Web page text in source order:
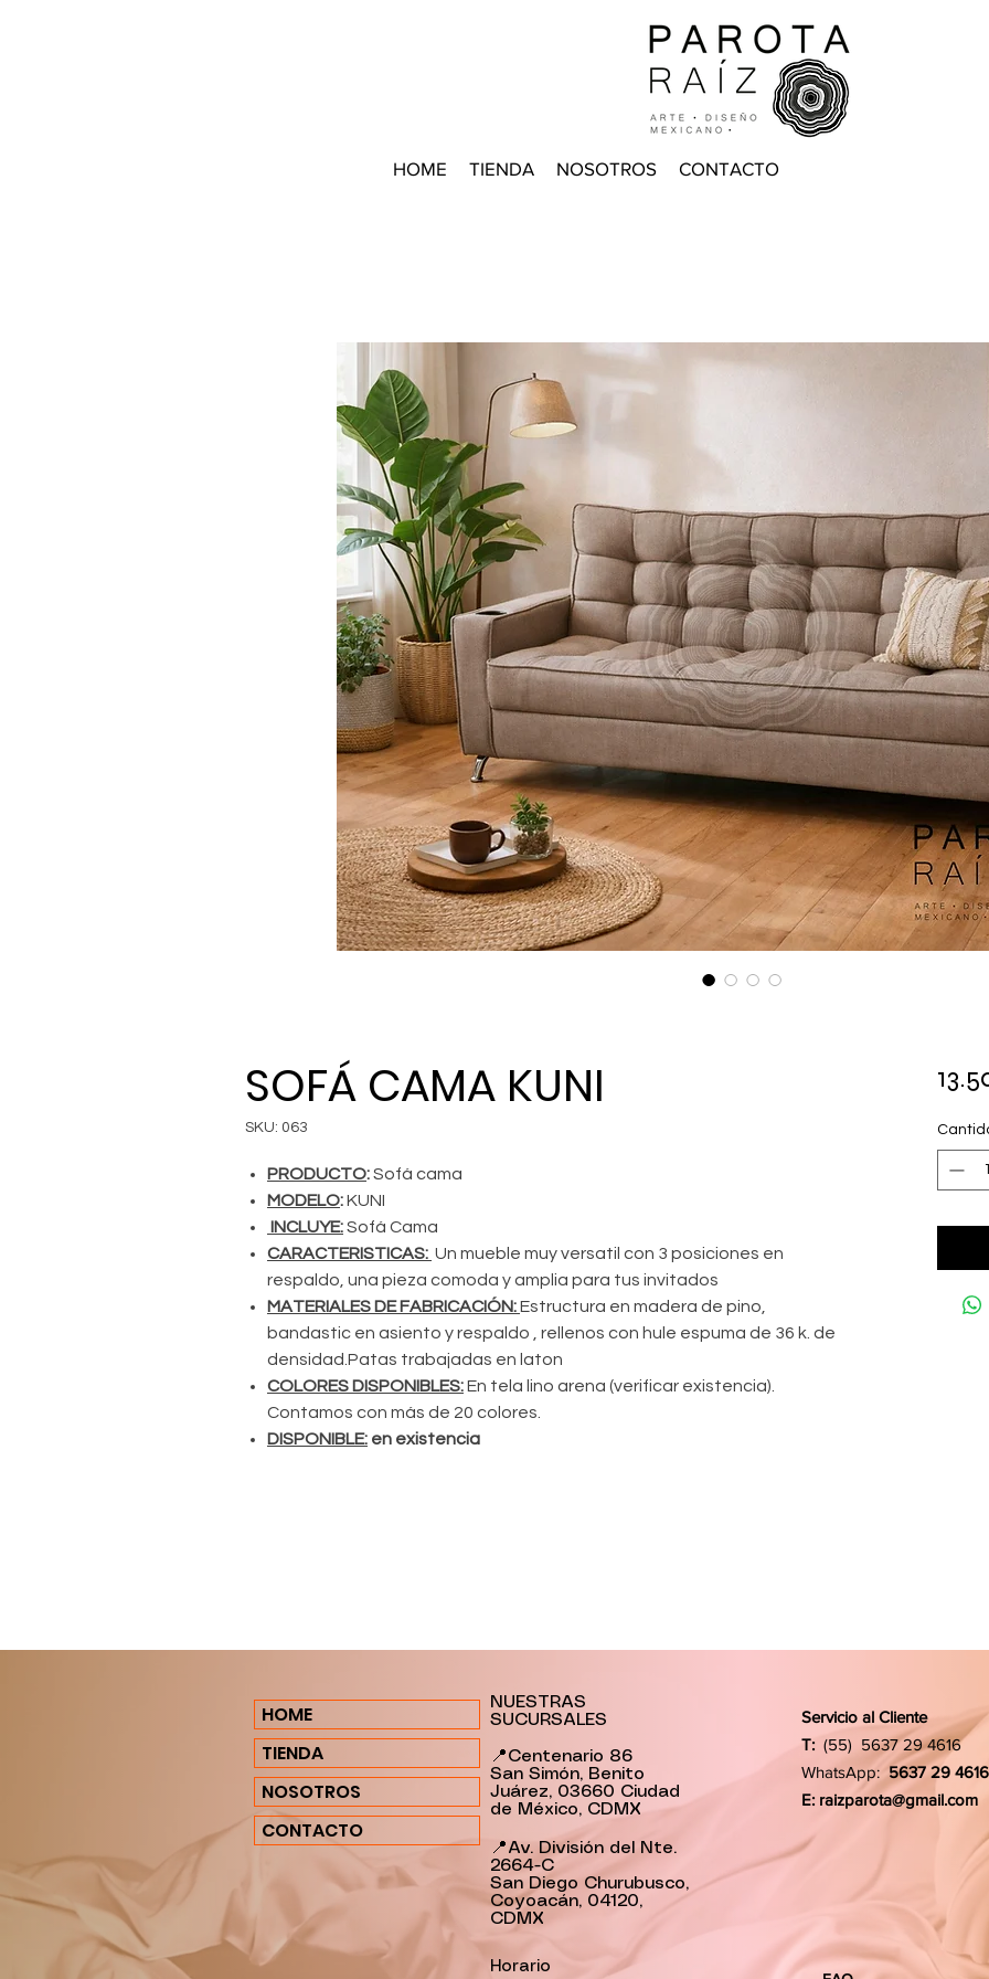
HOME TIENDA NOSOTROS CONTACTO
SOFÁ CAMA KUNI
SKU: 063
PRODUCTO:Sofá cama
MODELO:KUNI
INCLUYE:Sofá Cama
CARACTERISTICAS: Un mueble muy versatil con 3 posiciones en
respaldo, una pieza comoda y amplia para tus invitados
MATERIALES DE FABRICACIÓN:Estructura en madera de pino,
bandastic en asiento y respaldo , rellenos con hule espuma de 36 k. de
densidad.Patas trabajadas en laton
COLORES DISPONIBLES:En tela lino arena (verificar existencia).
Contamos con más de 20 colores.
DISPONIBLE: en existencia
HOME
TIENDA
NOSOTROS
CONTACTO
NUESTRAS
SUCURSALES
📍Centenario 86
San Simón, Benito
Juárez, 03660 Ciudad
de México, CDMX
📍Av. División del Nte.
2664-C
San Diego Churubusco,
Coyoacán, 04120,
CDMX
Horario
Servicio al Cliente
T: (55) 5637 29 4616
WhatsApp: 5637 29 4616
E: raizparota@gmail.com